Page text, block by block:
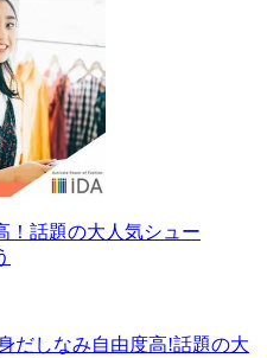
！話題の大人気シュー
だしなみ自由度高!話題の大